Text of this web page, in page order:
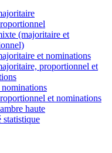
(majoritaire et
et nominations
proportionnel et
et nominations
haute
statistique